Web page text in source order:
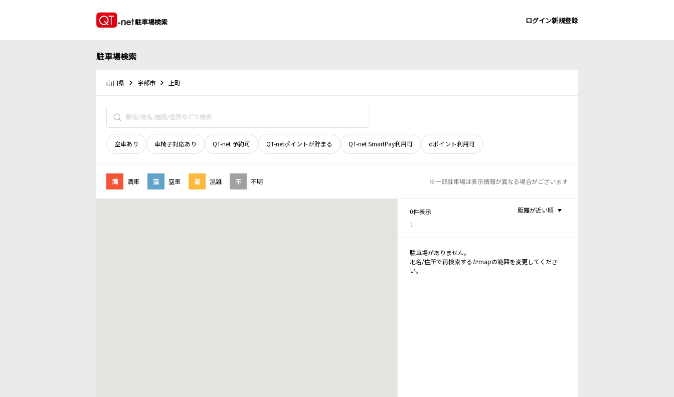
駐車場検索 ログイン新規登録
駐車場検索
山口県 宇部市 上町
空車あり 車椅子対応あり QT-net 予約可 QT-netポイントが貯まる QT-net SmartPay利用可 dポイント利用可
満 満車 空 空車 混 混雑 不 不明 ※一部駐車場は表示情報が異なる場合がございます
0件表示
1
距離が近い順
駐車場がありません。
地名/住所で再検索するかmapの範囲を変更してくださ
い。